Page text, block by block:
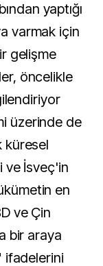
yaptığı
varmak için
gelişme
öncelikle
üzerinde de
küresel
ve İsveç'in
en
ve Çin
bir araya
ifadelerini